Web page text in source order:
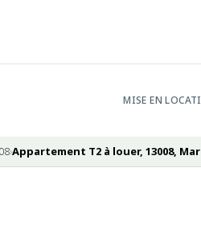
MISE EN
›Appartement T2 à louer, 13008,